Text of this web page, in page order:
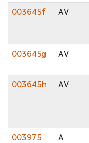
003645f AV
003645g AV
003645h AV
003975 A